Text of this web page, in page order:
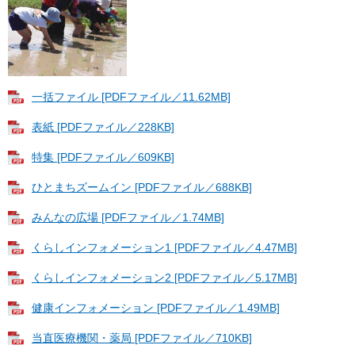
一括ファイル [PDFファイル／11.62MB]
表紙 [PDFファイル／228KB]
特集 [PDFファイル／609KB]
ひとまちズームイン [PDFファイル／688KB]
みんなの広場 [PDFファイル／1.74MB]
くらしインフォメーション1 [PDFファイル／4.47MB]
くらしインフォメーション2 [PDFファイル／5.17MB]
健康インフォメーション [PDFファイル／1.49MB]
当直医療機関・薬局 [PDFファイル／710KB]